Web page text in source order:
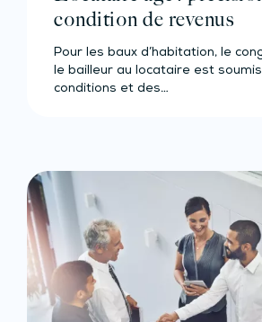
condition de revenus
Pour les baux d’habitation, le
le bailleur au locataire est
conditions et des…